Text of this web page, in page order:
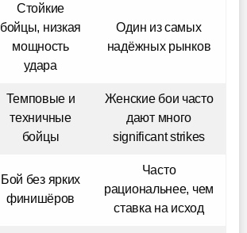
Стойкие
бойцы, низкая
мощность
удара
Один из самых
надёжных рынков
Темповые и
техничные
бойцы
Женские бои часто
дают много
significant strikes
Бой без ярких
финишёров
Часто
рациональнее, чем
ставка на исход